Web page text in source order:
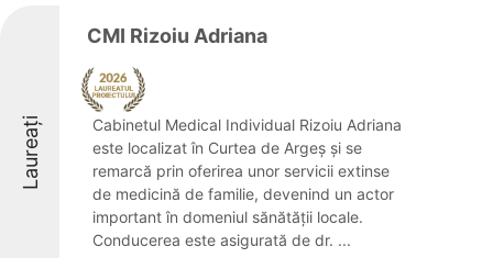
Laureați
CMI Rizoiu Adriana
Cabinetul Medical Individual Rizoiu Adriana
este localizat în Curtea de Argeș și se
remarcă prin oferirea unor servicii extinse
de medicină de familie, devenind un actor
important în domeniul sănătății locale.
Conducerea este asigurată de dr. ...